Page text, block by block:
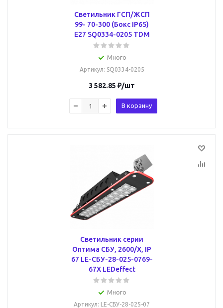
Светильник ГСП/ЖСП
99- 70-300 (Бокс IP65)
E27 SQ0334-0205 TDM
Много
Артикул: SQ0334-0205
3 582.85 ₽/шт
В корзину
Светильник серии
Оптима СБУ, 2600/X, IP
67 LE-СБУ-28-025-0769-
67Х LEDeffect
Много
Артикул: LE-СБУ-28-025-07